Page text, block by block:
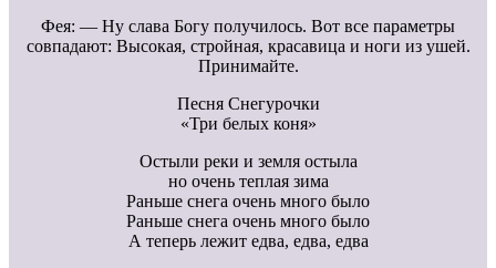
Фея: — Ну слава Богу получилось. Вот все параметры
совпадают: Высокая, стройная, красавица и ноги из ушей.
Принимайте.
Песня Снегурочки
«Три белых коня»
Остыли реки и земля остыла
но очень теплая зима
Раньше снега очень много было
Раньше снега очень много было
А теперь лежит едва, едва, едва